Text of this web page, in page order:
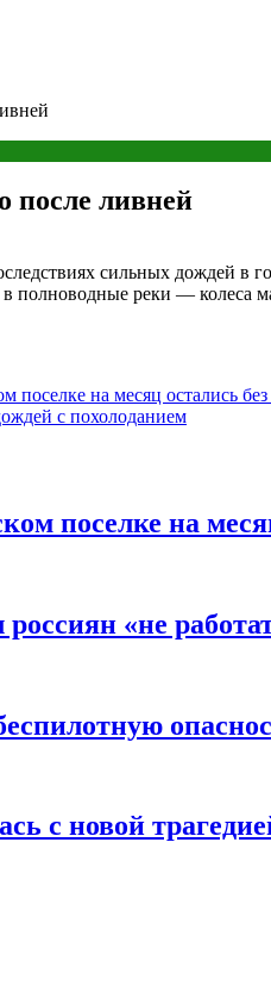
после ливней
сильных дождей в
в полноводные реки — колеса
поселке на месяц остались
с похолоданием
поселке на
«не
с новой